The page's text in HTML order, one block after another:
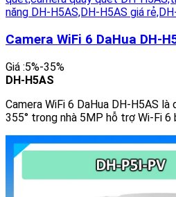
Camera WiFi 6 DaHua DH-
Giá :5%-35%
DH-H5AS
Camera WiFi 6 DaHua DH-H5AS
355° trong nhà 5MP hỗ trợ Wi-Fi 6